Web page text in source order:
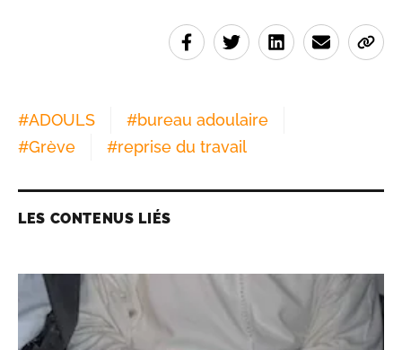
#ADOULS #bureau adoulaire
#Grève #reprise du travail
LES CONTENUS LIÉS